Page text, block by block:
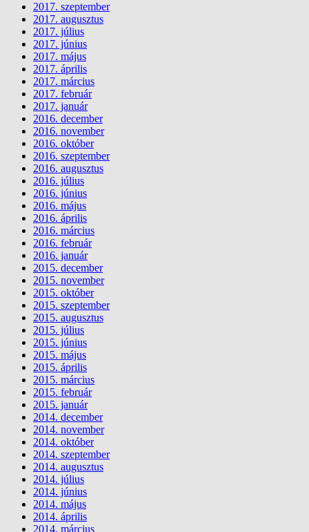
2017. szeptember
2017. augusztus
2017. július
2017. június
2017. május
2017. április
2017. március
2017. február
2017. január
2016. december
2016. november
2016. október
2016. szeptember
2016. augusztus
2016. július
2016. június
2016. május
2016. április
2016. március
2016. február
2016. január
2015. december
2015. november
2015. október
2015. szeptember
2015. augusztus
2015. július
2015. június
2015. május
2015. április
2015. március
2015. február
2015. január
2014. december
2014. november
2014. október
2014. szeptember
2014. augusztus
2014. július
2014. június
2014. május
2014. április
2014. március